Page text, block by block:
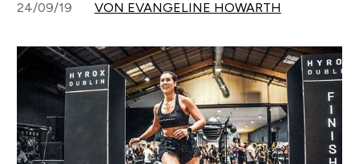
24/09/19 VON EVANGELINE HOWARTH